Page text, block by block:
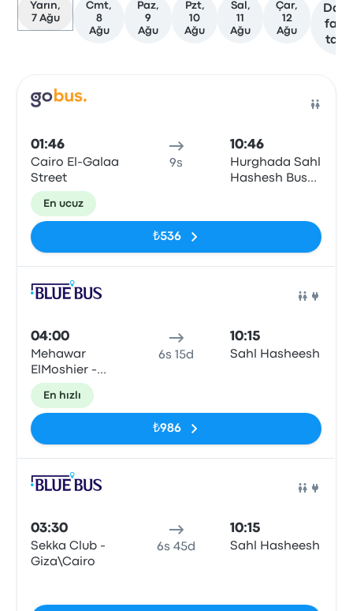
Yarın,
7 Ağu
Cmt,
8
Ağu
Paz,
9
Ağu
Pzt,
10
Ağu
Sal,
11
Ağu
Çar,
12
Ağu
01:46
Cairo El-Galaa
Street
9s
10:46
Hurghada Sahl
Hashesh Bus
En ucuz
₺536
04:00
Mehawar
ElMoshier -
Giza\Cairo
6s 15d
10:15
Sahl Hasheesh
En hızlı
₺986
03:30
Sekka Club -
Giza\Cairo
6s 45d
10:15
Sahl Hasheesh